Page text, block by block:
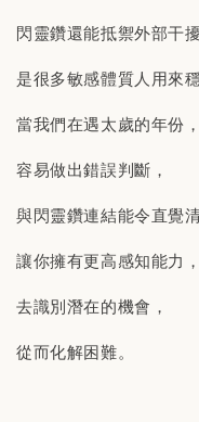
閃靈鑽還能抵禦外部干
是很多敏感體質人用來
當我們在遇太歲的年份，
容易做出錯誤判斷，
與閃靈鑽連結能令直覺
讓你擁有更高感知能力，
去識別潛在的機會，
從而化解困難。